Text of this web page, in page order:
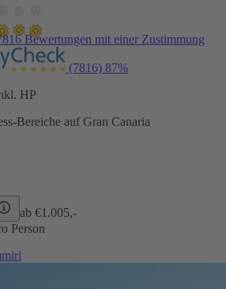
Bewertungen mit einer Zustimmung
(7816) 87%
HP
Bereiche auf Gran Canaria
ab €1.005,-
Person